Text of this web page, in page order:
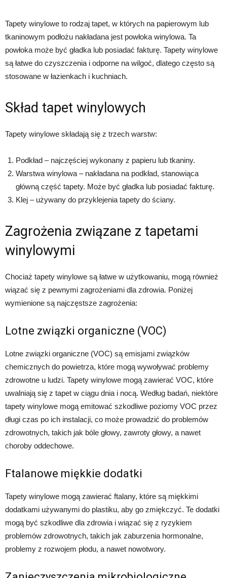
Tapety winylowe to rodzaj tapet, w których na papierowym lub
tkaninowym podłożu nakładana jest powłoka winylowa. Ta
powłoka może być gładka lub posiadać fakturę. Tapety winylowe
są łatwe do czyszczenia i odporne na wilgoć, dlatego często są
stosowane w łazienkach i kuchniach.
Skład tapet winylowych
Tapety winylowe składają się z trzech warstw:
Podkład – najczęściej wykonany z papieru lub tkaniny.
Warstwa winylowa – nakładana na podkład, stanowiąca
główną część tapety. Może być gładka lub posiadać fakturę.
Klej – używany do przyklejenia tapety do ściany.
Zagrożenia związane z tapetami
winylowymi
Chociaż tapety winylowe są łatwe w użytkowaniu, mogą również
wiązać się z pewnymi zagrożeniami dla zdrowia. Poniżej
wymienione są najczęstsze zagrożenia:
Lotne związki organiczne (VOC)
Lotne związki organiczne (VOC) są emisjami związków
chemicznych do powietrza, które mogą wywoływać problemy
zdrowotne u ludzi. Tapety winylowe mogą zawierać VOC, które
uwalniają się z tapet w ciągu dnia i nocą. Według badań, niektóre
tapety winylowe mogą emitować szkodliwe poziomy VOC przez
długi czas po ich instalacji, co może prowadzić do problemów
zdrowotnych, takich jak bóle głowy, zawroty głowy, a nawet
choroby oddechowe.
Ftalanowe miękkie dodatki
Tapety winylowe mogą zawierać ftalany, które są miękkimi
dodatkami używanymi do plastiku, aby go zmiękczyć. Te dodatki
mogą być szkodliwe dla zdrowia i wiązać się z ryzykiem
problemów zdrowotnych, takich jak zaburzenia hormonalne,
problemy z rozwojem płodu, a nawet nowotwory.